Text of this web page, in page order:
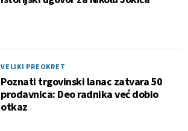
VELIKI PREOKRET
Poznati trgovinski lanac zatvara 50
prodavnica: Deo radnika već dobio
otkaz